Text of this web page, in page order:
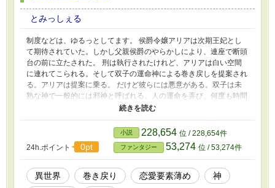
とみっしぇる
制度などは、ゆるっとしてます。 侯爵令嬢アリアは次期王妃とし
て期待されていた。しかし父親侯爵のやらかしにより、連座で断頭
台の前に立たされた。 刑は執行されたけれど、アリアは白い空間
に連れてこられる。そして双子の運命神による巻き戻しを提案され
る。アリアは提案に乗る。 だけど彼らには悪意がある。双子は未
熟な神で一般的には邪神と呼ばれる。人の運命を弄び、何度も時間
を巻き戻させては絶望を味あわせる。それを笑う最低の存在だっ
た。 アリアはそうとは知らず、今度こそ悔いのない人生を過ごそ
うと懸命に生きる。 アリアが次の人生で得られるものとは。
24h.ポイント 0pt
小説 228,654 位 / 228,654件
ファンタジー 53,274 位 / 53,274件
異世界 巻き戻り 恋愛要素薄め
神